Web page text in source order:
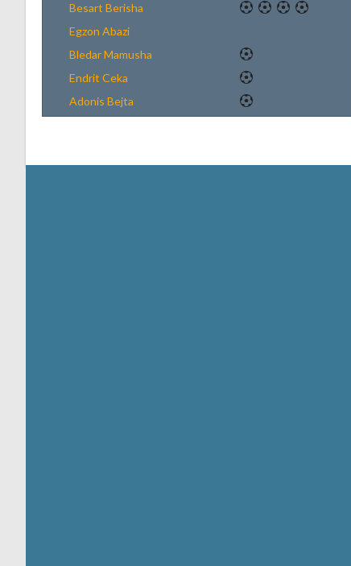
Besart Berisha
Egzon Abazi
Bledar Mamusha
Endrit Ceka
Adonis Bejta